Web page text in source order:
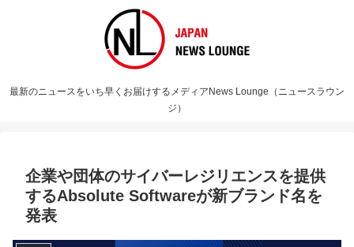
最新のニュースをいち早くお届けするメディアNews Lounge（ニュースラウン
ジ）
企業や団体のサイバーレジリエンスを提供
するAbsolute Softwareが新ブランド名を
発表